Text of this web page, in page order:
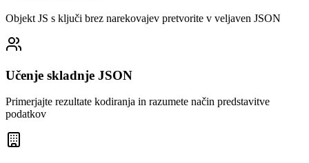
Objekt JS s ključi brez narekovajev pretvorite v veljaven JSON
Učenje skladnje JSON
Primerjajte rezultate kodiranja in razumete način predstavitve
podatkov